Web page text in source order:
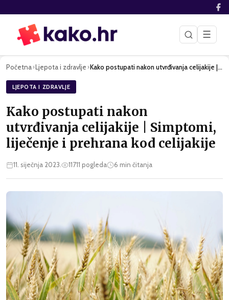
☰
Početna›Ljepota i zdravlje › Kako postupati nakon utvrđivanja celijakije | Simptomi, lije…
LJEPOTA I ZDRAVLJE
Kako postupati nakon
utvrđivanja celijakije | Simptomi,
liječenje i prehrana kod celijakije
11. siječnja 2023. 11711 pogleda 6 min čitanja